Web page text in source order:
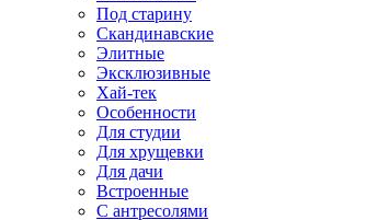
Под старину
Скандинавские
Элитные
Эксклюзивные
Хай-тек
Особенности
Для студии
Для хрущевки
Для дачи
Встроенные
С антресолями